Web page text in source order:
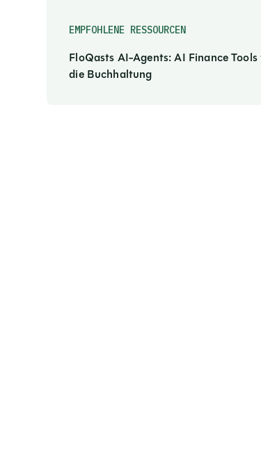
EMPFOHLENE RESSOURCEN
FloQasts AI-Agents: AI Finance
die Buchhaltung